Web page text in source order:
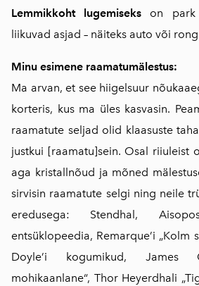
Lemmikkoht lugemiseks on park
liikuvad asjad – näiteks auto või
Minu esimene raamatumälestus:
Ma arvan, et see hiigelsuur
korteris, kus ma üles kasvasin.
raamatute seljad olid klaasuste
justkui [raamatu]sein. Osal riiuleist
aga kristallnõud ja mõned
sirvisin raamatute selgi ning neile
eredusega: Stendhal,
entsüklopeedia, Remarque’i „Kolm
Doyle’i kogumikud, James
mohikaanlane“, Thor Heyerdhali